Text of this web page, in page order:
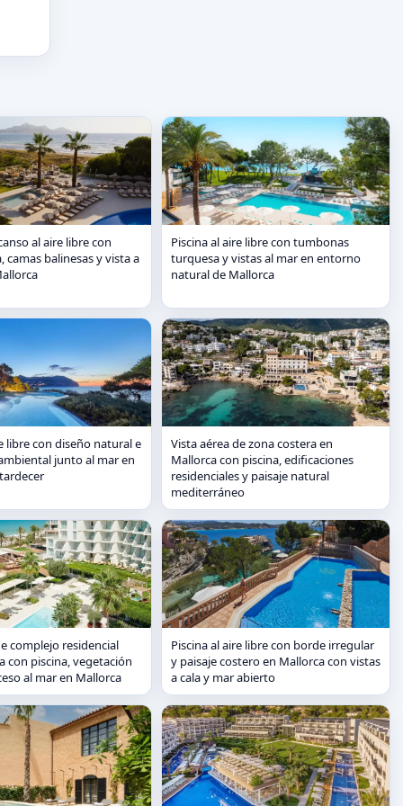
al aire libre con
camas balinesas y vista a
Piscina al aire libre con tumbonas
turquesa y vistas al mar en entorno
natural de Mallorca
libre con diseño natural e
junto al mar en
Vista aérea de zona costera en
Mallorca con piscina, edificaciones
residenciales y paisaje natural
mediterráneo
complejo residencial
con piscina, vegetación
al mar en Mallorca
Piscina al aire libre con borde irregular
y paisaje costero en Mallorca con vistas
a cala y mar abierto